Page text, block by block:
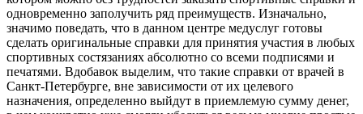
одновременно заполучить ряд преимуществ. Изначально,
значимо поведать, что в данном центре медуслуг готовы
сделать оригинальные справки для принятия участия в любых
спортивных состязаниях абсолютно со всеми подписями и
печатями. Вдобавок выделим, что такие справки от врачей в
Санкт-Петербурге, вне зависимости от их целевого
назначения, определенно выйдут в приемлемую сумму денег,